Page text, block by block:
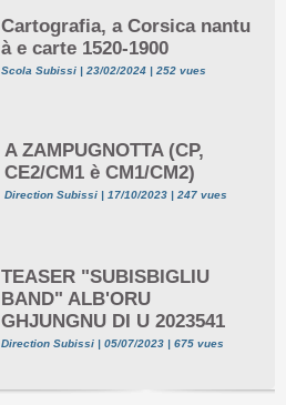
Cartografia, a Corsica nantu
à e carte 1520-1900
Scola Subissi | 23/02/2024 | 252 vues
A ZAMPUGNOTTA (CP,
CE2/CM1 è CM1/CM2)
Direction Subissi | 17/10/2023 | 247 vues
TEASER "SUBISBIGLIU
BAND" ALB'ORU
GHJUNGNU DI U 2023541
Direction Subissi | 05/07/2023 | 675 vues